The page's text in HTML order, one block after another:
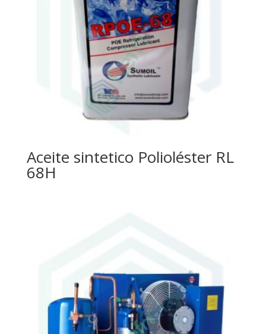
Aceite sintetico Polioléster RL
68H